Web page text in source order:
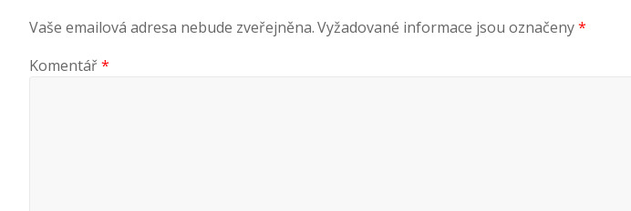
Vaše emailová adresa nebude zveřejněna.Vyžadované informace jsou označeny*
Komentář*